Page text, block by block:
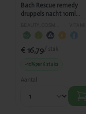
Bach Rescue remedy
druppels nacht 10ml
€ 16,79/ stuk
-10%per 6 stuks
Aantal